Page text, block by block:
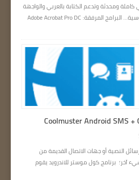
ومحدثة وتدعم الكتابة بالعربي والواجهة
في لغتين الانجليزية والروسية… البرامج المرفقة: Adobe Acrobat Pro DC
Coolmuster Android SMS +
النصية أو جهات الاتصال القديمة من
آخر؛ برنامج كول موستر للاندرويد يقوم